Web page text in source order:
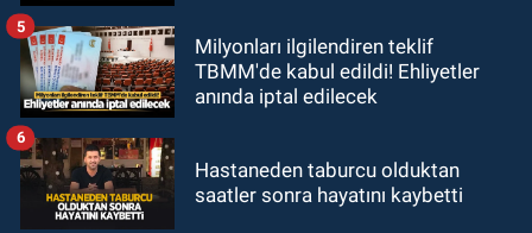
Milyonları ilgilendiren teklif
TBMM'de kabul edildi! Ehliyetler
anında iptal edilecek
5
Hastaneden taburcu olduktan
saatler sonra hayatını kaybetti
6